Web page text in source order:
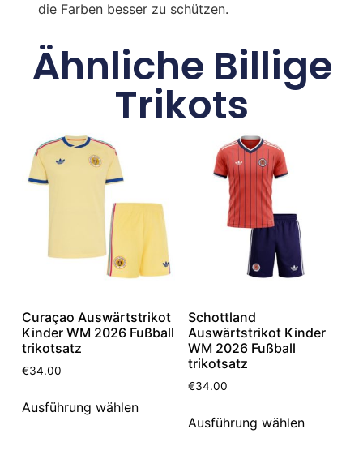
die Farben besser zu schützen.
Ähnliche Billige
Trikots
Curaçao Auswärtstrikot
Kinder WM 2026 Fußball
trikotsatz
€34.00
Ausführung wählen
Schottland
Auswärtstrikot Kinder
WM 2026 Fußball
trikotsatz
€34.00
Ausführung wählen